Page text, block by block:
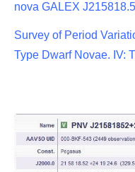
nova GALEX
Survey of Period
Type Dwarf Novae. IV: